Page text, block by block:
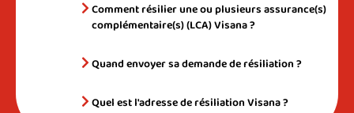
Comment résilier une ou plusieurs assurance(s)
complémentaire(s) (LCA) Visana ?
Quand envoyer sa demande de résiliation ?
Quel est l'adresse de résiliation Visana ?